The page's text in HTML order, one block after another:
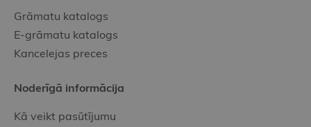
Grāmatu katalogs
E-grāmatu katalogs
Kancelejas preces
Noderīgā informācija
Kā veikt pasūtījumu